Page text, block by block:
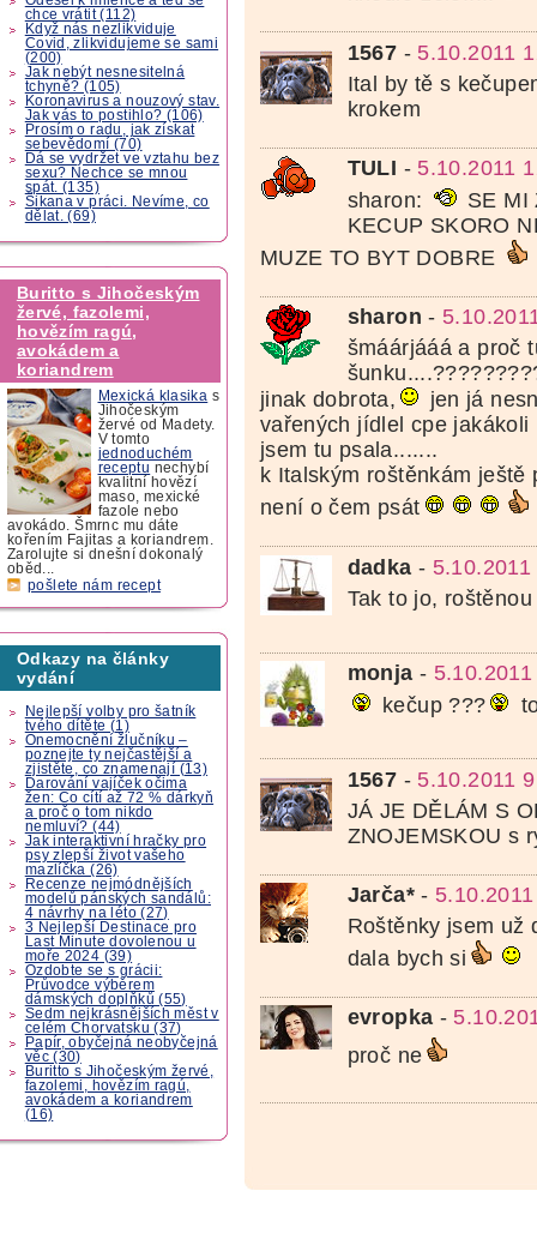
chce vrátit (112)
Když nás nezlikviduje
Covid, zlikvidujeme se sami
(200)
Jak nebýt nesnesitelná
tchyně? (105)
Koronavirus a nouzový stav.
Jak vás to postihlo? (106)
Prosím o radu, jak získat
sebevědomí (70)
Dá se vydržet ve vztahu bez
sexu? Nechce se mnou
spát. (135)
Šikana v práci. Nevíme, co
dělat. (69)
Buritto s Jihočeským
žervé, fazolemi,
hovězím ragú,
avokádem a
koriandrem
Mexická klasika s
Jihočeským
žervé od Madety.
V tomto
jednoduchém
receptu nechybí
kvalitní hovězí
maso, mexické
fazole nebo
avokádo. Šmrnc mu dáte
kořením Fajitas a koriandrem.
Zarolujte si dnešní dokonalý
oběd...
pošlete nám recept
Odkazy na články
vydání
Nejlepší volby pro šatník
tvého dítěte (1)
Onemocnění žlučníku –
poznejte ty nejčastější a
zjistěte, co znamenají (13)
Darování vajíček očima
žen: Co cítí až 72 % dárkyň
a proč o tom nikdo
nemluví? (44)
Jak interaktivní hračky pro
psy zlepší život vašeho
mazlíčka (26)
Recenze nejmódnějších
modelů pánských sandálů:
4 návrhy na léto (27)
3 Nejlepší Destinace pro
Last Minute dovolenou u
moře 2024 (39)
Ozdobte se s grácii:
Průvodce výběrem
dámských doplňků (55)
Sedm nejkrásnějších měst v
celém Chorvatsku (37)
Papír, obyčejná neobyčejná
věc (30)
Buritto s Jihočeským žervé,
fazolemi, hovězím ragú,
avokádem a koriandrem
(16)
1567 - 5.10.2011
Ital by tě s
krokem
TULI - 5.10.2011
sharon:
SE MI
KECUP SKORO
MUZE TO BYT DOBRE
sharon -
šmáárjááá a proč
jinak dobrota,
jen já
vařených jídlel cpe
jsem tu psala.......
k Italským roštěnkám ještě
není o čem psát
dadka -
Tak to jo,
monja -
kečup ???
1567 - 5.10.2011
JÁ JE DĚLÁM S
ZNOJEMSKOU s
Jarča*-
Roštěnky jsem už
dala bych si
evropka -
proč ne